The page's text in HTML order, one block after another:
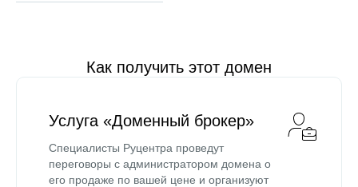
Как получить этот домен
Услуга «Доменный брокер»
Специалисты Руцентра проведут
переговоры с администратором домена о
его продаже по вашей цене и организуют